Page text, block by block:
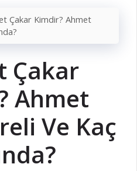
Çakar Kimdir? Ahmet
Çakar
Ahmet
Ve Kaç